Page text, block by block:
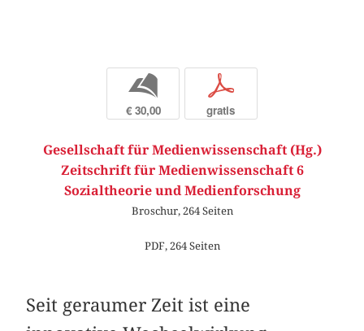
b
€ 30,00
p
gratis
Gesellschaft für Medienwissenschaft (Hg.)
Zeitschrift für Medienwissenschaft 6
Sozialtheorie und Medienforschung
Broschur, 264 Seiten
PDF, 264 Seiten
Seit geraumer Zeit ist eine